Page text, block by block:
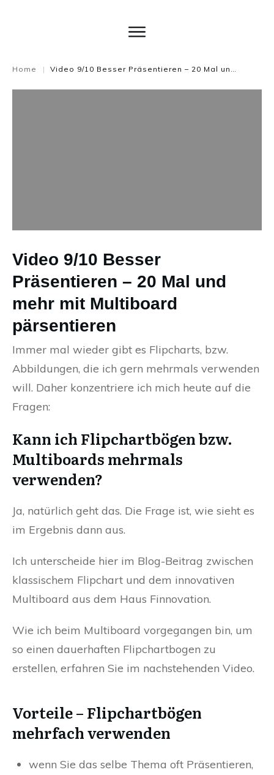
Home |
Video 9/10 Besser
Präsentieren – 20 Mal und
mehr mit Multiboard
pärsentieren
Immer mal wieder gibt es Flipcharts, bzw.
Abbildungen, die ich gern mehrmals verwenden
will. Daher konzentriere ich mich heute auf die
Fragen:
Kann ich Flipchartbögen bzw.
Multiboards mehrmals
verwenden?
Ja, natürlich geht das. Die Frage ist, wie sieht es
im Ergebnis dann aus.
Ich unterscheide hier im Blog-Beitrag zwischen
klassischem Flipchart und dem innovativen
Multiboard aus dem Haus Finnovation.
Wie ich beim Multiboard vorgegangen bin, um
so einen dauerhaften Flipchartbogen zu
erstellen, erfahren Sie im nachstehenden Video.
Vorteile – Flipchartbögen
mehrfach verwenden
wenn Sie das selbe Thema oft Präsentieren,